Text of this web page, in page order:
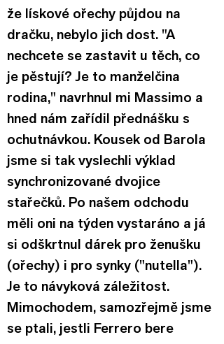
že lískové ořechy půjdou na
dračku, nebylo jich dost. "A
nechcete se zastavit u těch, co
je pěstují? Je to manželčina
rodina," navrhnul mi Massimo a
hned nám zařídil přednášku s
ochutnávkou. Kousek od Barola
jsme si tak vyslechli výklad
synchronizované dvojice
stařečků. Po našem odchodu
měli oni na týden vystaráno a já
si odškrtnul dárek pro ženušku
(ořechy) i pro synky ("nutella").
Je to návyková záležitost.
Mimochodem, samozřejmě jsme
se ptali, jestli Ferrero bere